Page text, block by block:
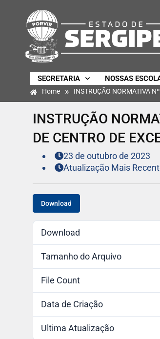
SECRETARIA NOSSAS
Home » INSTRUÇÃO NORMATIVA
INSTRUÇÃO
DE CENTRO DE
23 de outubro de 2023
Atualização Mais
Download
Download
Tamanho do Arquivo
File Count
Data de Criação
Ultima Atualização